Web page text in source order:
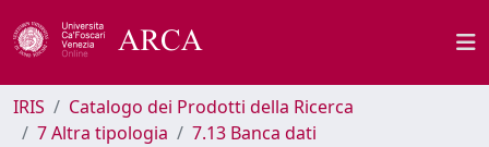
IRIS
Catalogo dei Prodotti della Ricerca
7 Altra tipologia
7.13 Banca dati